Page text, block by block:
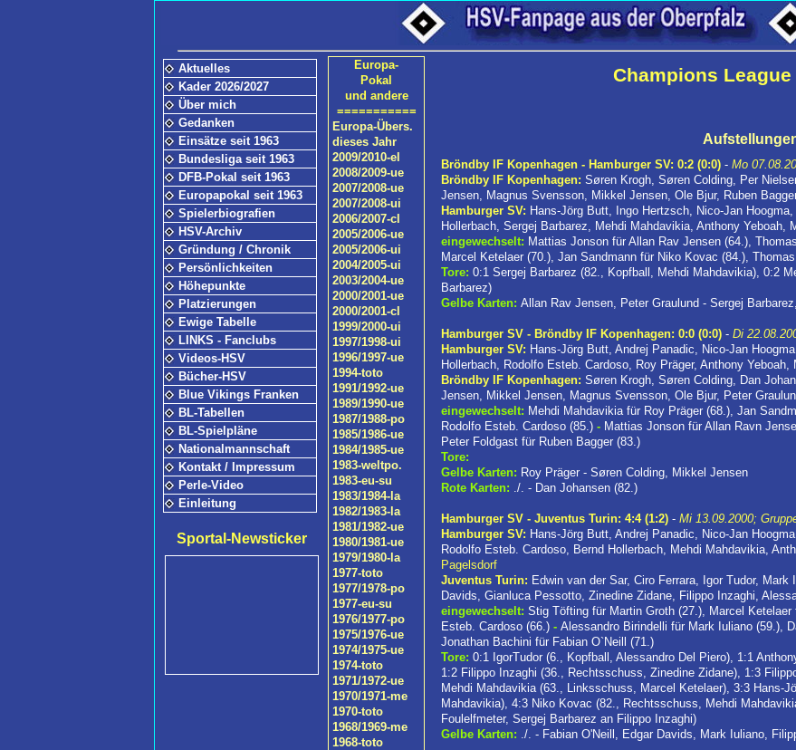
Aktuelles
Kader 2026/2027
Über mich
Gedanken
Einsätze seit 1963
Bundesliga seit 1963
DFB-Pokal seit 1963
Europapokal seit 1963
Spielerbiografien
HSV-Archiv
Gründung / Chronik
Persönlichkeiten
Höhepunkte
Platzierungen
Ewige Tabelle
LINKS - Fanclubs
Videos-HSV
Bücher-HSV
Blue Vikings Franken
BL-Tabellen
BL-Spielpläne
Nationalmannschaft
Kontakt / Impressum
Perle-Video
Einleitung
Sportal-Newsticker
Champions League
Bröndby IF Kopenhagen - Hamburger SV: 0:2 (0:0) - Mo
Bröndby IF Kopenhagen: Søren Krogh, Søren Colding, Per
Jensen, Magnus Svensson, Mikkel Jensen, Ole Bjur, Ruben
Hamburger SV: Hans-Jörg Butt, Ingo Hertzsch, Nico-Jan
Hollerbach, Sergej Barbarez, Mehdi Mahdavikia, Anthony Yeboah,
eingewechselt: Mattias Jonson für Allan Rav Jensen (64.),
Marcel Ketelaer (70.), Jan Sandmann für Niko Kovac (84.),
Tore: 0:1 Sergej Barbarez (82., Kopfball, Mehdi Mahdavikia), 0:2
Barbarez)
Gelbe Karten: Allan Rav Jensen, Peter Graulund - Sergej
Hamburger SV - Bröndby IF Kopenhagen: 0:0 (0:0) - Di
Hamburger SV: Hans-Jörg Butt, Andrej Panadic, Nico-Jan
Hollerbach, Rodolfo Esteb. Cardoso, Roy Präger, Anthony Yeboah,
Bröndby IF Kopenhagen: Søren Krogh, Søren Colding, Dan
Jensen, Mikkel Jensen, Magnus Svensson, Ole Bjur, Peter
eingewechselt: Mehdi Mahdavikia für Roy Präger (68.), Jan
Rodolfo Esteb. Cardoso (85.) - Mattias Jonson für Allan Ravn
Peter Foldgast für Ruben Bagger (83.)
Tore:
Gelbe Karten: Roy Präger - Søren Colding, Mikkel Jensen
Rote Karten: ./. - Dan Johansen (82.)
Hamburger SV - Juventus Turin: 4:4 (1:2) - Mi 13.09.2000;
Hamburger SV: Hans-Jörg Butt, Andrej Panadic, Nico-Jan
Rodolfo Esteb. Cardoso, Bernd Hollerbach, Mehdi Mahdavikia,
Pagelsdorf
Juventus Turin: Edwin van der Sar, Ciro Ferrara, Igor Tudor,
Davids, Gianluca Pessotto, Zinedine Zidane, Filippo Inzaghi,
eingewechselt: Stig Töfting für Martin Groth (27.), Marcel
Esteb. Cardoso (66.) - Alessandro Birindelli für Mark Iuliano (59.),
Jonathan Bachini für Fabian O`Neill (71.)
Tore: 0:1 IgorTudor (6., Kopfball, Alessandro Del Piero), 1:1
1:2 Filippo Inzaghi (36., Rechtsschuss, Zinedine Zidane), 1:3
Mehdi Mahdavikia (63., Linksschuss, Marcel Ketelaer), 3:3 Hans-
Mahdavikia), 4:3 Niko Kovac (82., Rechtsschuss, Mehdi
Foulelfmeter, Sergej Barbarez an Filippo Inzaghi)
Gelbe Karten: ./. - Fabian O'Neill, Edgar Davids, Mark Iuliano,
Europa-
Pokal
und andere
===========
Europa-Übers.
dieses Jahr
2009/2010-el
2008/2009-ue
2007/2008-ue
2007/2008-ui
2006/2007-cl
2005/2006-ue
2005/2006-ui
2004/2005-ui
2003/2004-ue
2000/2001-ue
2000/2001-cl
1999/2000-ui
1997/1998-ui
1996/1997-ue
1994-toto
1991/1992-ue
1989/1990-ue
1987/1988-po
1985/1986-ue
1984/1985-ue
1983-weltpo.
1983-eu-su
1983/1984-la
1982/1983-la
1981/1982-ue
1980/1981-ue
1979/1980-la
1977-toto
1977/1978-po
1977-eu-su
1976/1977-po
1975/1976-ue
1974/1975-ue
1974-toto
1971/1972-ue
1970/1971-me
1970-toto
1968/1969-me
1968-toto